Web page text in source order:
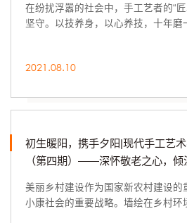
在纷扰浮嚣的社会中，手工艺者的“
坚守。以技养身，以心养技，十年磨
2021.08.10
初生暖阳，携手夕阳|现代手工艺
（第四期）——深怀敬老之心，倾
美丽乡村建设作为国家新农村建设的
小康社会的重要战略。墙绘在乡村环